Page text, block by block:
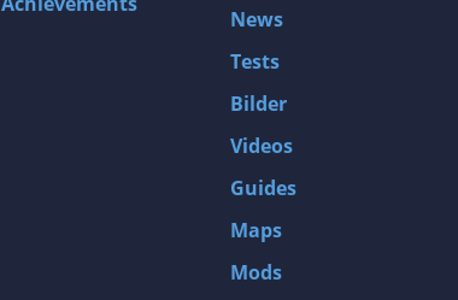
News
Tests
Bilder
Videos
Guides
Maps
Mods